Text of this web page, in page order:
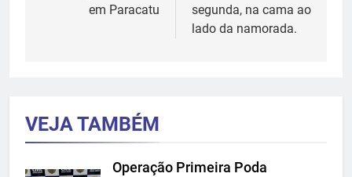
em Paracatu
segunda, na cama ao
lado da namorada.
VEJA TAMBÉM
Operação Primeira Poda